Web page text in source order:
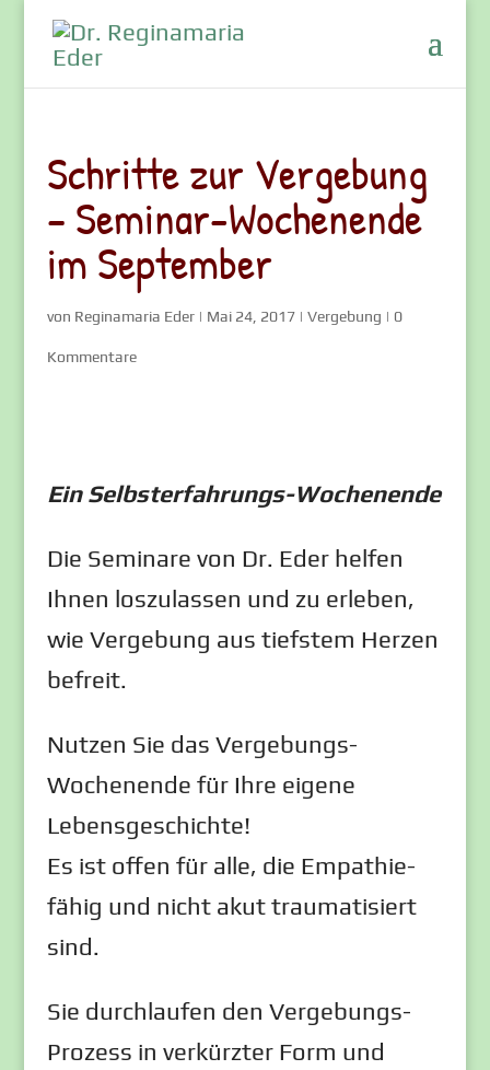
Schritte zur Vergebung
– Seminar-Wochenende
im September
von Reginamaria Eder| Mai 24, 2017| Vergebung | 0
Kommentare
Ein Selbsterfahrungs-Wochenende
Die Seminare von Dr. Eder helfen
Ihnen loszulassen und zu erleben,
wie Vergebung aus tiefstem Herzen
befreit.
Nutzen Sie das Vergebungs-
Wochenende für Ihre eigene
Lebensgeschichte!
Es ist offen für alle, die Empathie-
fähig und nicht akut traumatisiert
sind.
Sie durchlaufen den Vergebungs-
Prozess in verkürzter Form und